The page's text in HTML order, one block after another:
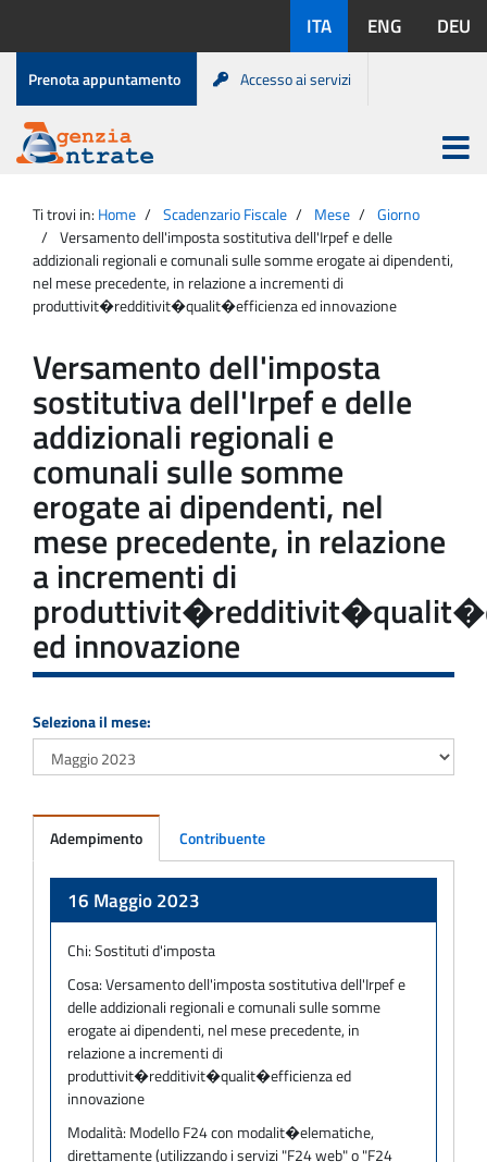
contenuto
disponibili:
ITA ENG DEU
Menu
di
servizio
Prenota appuntamento Accesso ai servizi
Agenzia
Entrate
Apri
menu
principale
Ti trovi in: Home Scadenzario Fiscale Mese
Giorno
Versamento dell'imposta sostitutiva dell'Irpef e delle
addizionali regionali e comunali sulle somme erogate ai dipendenti,
nel mese precedente, in relazione a incrementi di
produttivit�redditivit�qualit�efficienza ed innovazione
Versamento dell'imposta
sostitutiva dell'Irpef e delle
addizionali regionali e
comunali sulle somme
erogate ai dipendenti, nel
mese precedente, in relazione
a incrementi di
ed innovazione
Seleziona il mese:
Adempimento Contribuente
16 Maggio 2023
Chi:Sostituti d'imposta
Cosa:Versamento dell'imposta sostitutiva dell'Irpef e
delle addizionali regionali e comunali sulle somme
erogate ai dipendenti, nel mese precedente, in
relazione a incrementi di
produttivit�redditivit�qualit�efficienza ed
innovazione
Modalità: Modello F24 con modalit�elematiche,
direttamente (utilizzando i servizi "F24 web" o "F24